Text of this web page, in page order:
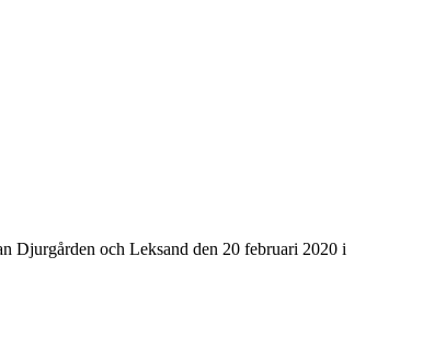
Djurgården och Leksand den 20 februari 2020 i